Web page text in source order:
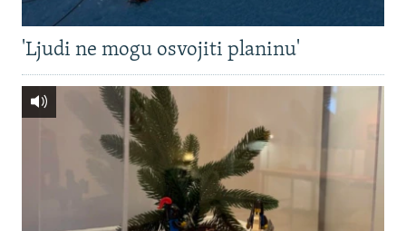
'Ljudi ne mogu osvojiti planinu'